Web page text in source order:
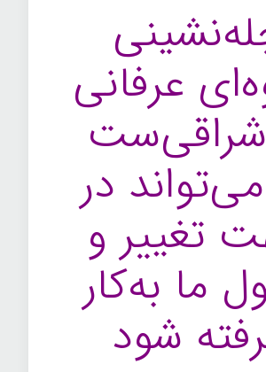
عرفانی
در
تغییر و
ما به‌کار
شود